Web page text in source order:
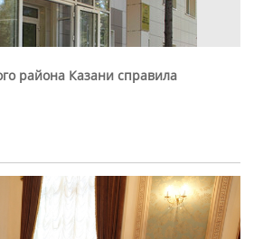
района Казани справила